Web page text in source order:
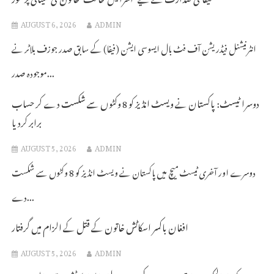
AUGUST 6, 2026 ADMIN
انٹرنیشنل فیڈریشن آف فٹ بال ایسوسی ایشن (فیفا) کے سابق صدر جوزف بلاٹر نے
موجودہ صدر...
دوسرا ٹیسٹ: پاکستان نے ویسٹ انڈیز کو 8 وکٹوں سے شکست دے کر حساب
برابر کردیا
AUGUST 5, 2026 ADMIN
دوسرے اور آخری ٹیسٹ میچ میں پاکستان نے ویسٹ انڈیز کو 8 وکٹوں سے شکست
دے...
افغان باکسر اسکاٹش خاتون کے قتل کے الزام میں گرفتار
AUGUST 5, 2026 ADMIN